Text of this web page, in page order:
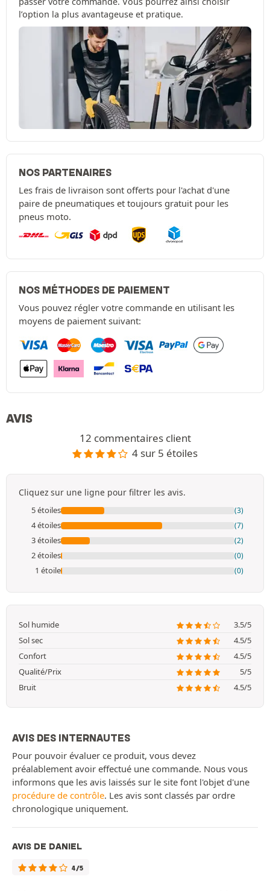
l’option la plus avantageuse et pratique.
NOS PARTENAIRES
Les frais de livraison sont offerts pour l'achat d'une
paire de pneumatiques et toujours gratuit pour les
pneus moto.
NOS MÉTHODES DE PAIEMENT
Vous pouvez régler votre commande en utilisant les
moyens de paiement suivant:
AVIS
12 commentaires client
4 sur 5 étoiles
Cliquez sur une ligne pour filtrer les avis.
5 étoiles (3)
4 étoiles (7)
3 étoiles (2)
2 étoiles (0)
1 étoile (0)
Sol humide
3.5/5
Sol sec
4.5/5
Confort
4.5/5
Qualité/Prix
5/5
Bruit
4.5/5
AVIS DES INTERNAUTES
Pour pouvoir évaluer ce produit, vous devez
préalablement avoir effectué une commande. Nous vous
informons que les avis laissés sur le site font l'objet d'une
procédure de contrôle. Les avis sont classés par ordre
chronologique uniquement.
AVIS DE DANIEL
4/5